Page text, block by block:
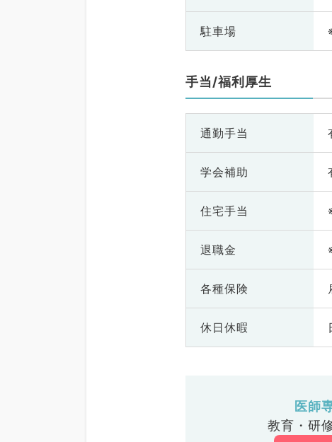
駐車場
手当/福利厚生
通勤手当
学会補助
住宅手当
退職金
各種保険
休日休暇
医師
教育・研